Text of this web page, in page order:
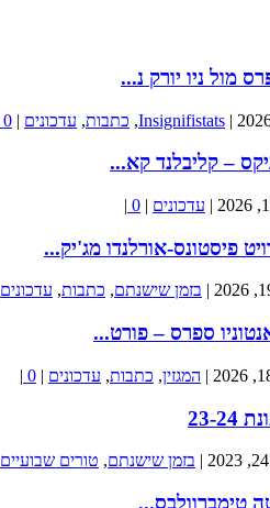
מול ניו יורק נ...
|
Insignifistats
, כתבות, עדכונים |
0
ניקס – קליבלנד קא...
| עדכונים |
0
|
בזמן שישנתם, כתבות, עדכונים
| המגזין, כתבות, עדכונים |
0
|
| בזמן שישנתם, טורים שבועיים